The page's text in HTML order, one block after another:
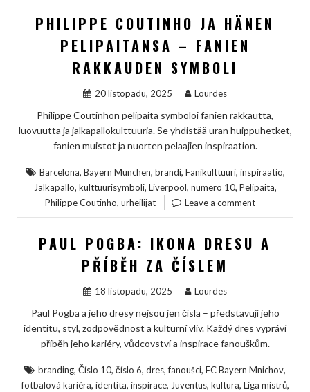
PHILIPPE COUTINHO JA HÄNEN
PELIPAITANSA – FANIEN
RAKKAUDEN SYMBOLI
20 listopadu, 2025 Lourdes
Philippe Coutinhon pelipaita symboloi fanien rakkautta,
luovuutta ja jalkapallokulttuuria. Se yhdistää uran huippuhetket,
fanien muistot ja nuorten pelaajien inspiraation.
Barcelona, Bayern München, brändi, Fanikulttuuri, inspiraatio,
Jalkapallo, kulttuurisymboli, Liverpool, numero 10, Pelipaita,
Philippe Coutinho, urheilijat Leave a comment
PAUL POGBA: IKONA DRESU A
PŘÍBĚH ZA ČÍSLEM
18 listopadu, 2025 Lourdes
Paul Pogba a jeho dresy nejsou jen čísla – představují jeho
identitu, styl, zodpovědnost a kulturní vliv. Každý dres vypráví
příběh jeho kariéry, vůdcovství a inspirace fanouškům.
branding, Číslo 10, číslo 6, dres,fanoušci, FC Bayern Mnichov,
fotbalová kariéra, identita, inspirace, Juventus, kultura, Liga mistrů,